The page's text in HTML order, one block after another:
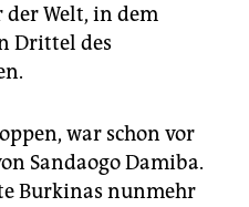
der Welt, in dem
Drittel des
war schon vor
Sandaogo Damiba.
Burkinas nunmehr